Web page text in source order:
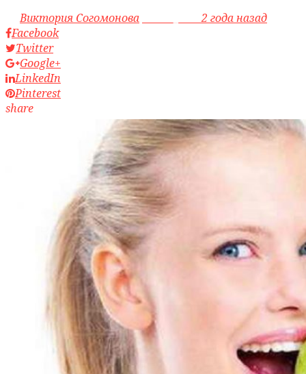
byВиктория Согомонова access_time2 года назад
Facebook
Twitter
Google+
LinkedIn
Pinterest
share